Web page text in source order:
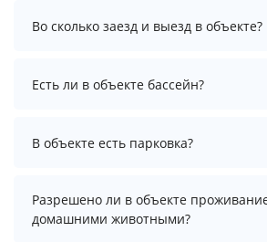
Стоимость проживания в объекте
рублей. Чтобы увидеть актуальные
Во сколько заезд и выезд в объекте?
Заезд возможен после 14:00, а выезд
Есть ли в объекте бассейн?
В объекте нет бассейна.
В объекте есть парковка?
В объекте есть парковка, уточните
перед бронированием у менеджера,
оплачивается отдельно.
Разрешено ли в объекте
домашними животными?